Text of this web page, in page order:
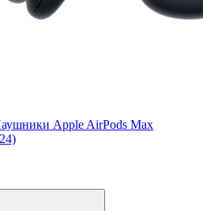
Apple AirPods Max